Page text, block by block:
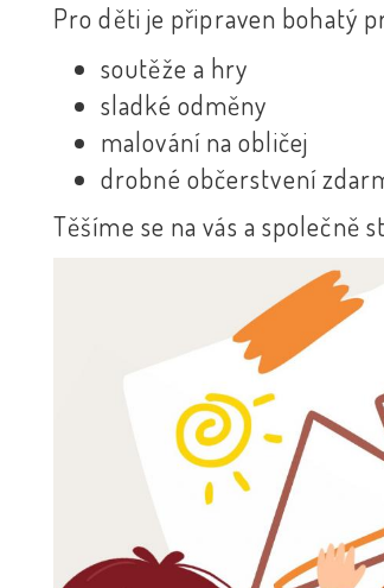
Pro děti je připraven bohatý
soutěže a hry
sladké odměny
malování na obličej
drobné občerstvení
Těšíme se na vás a společně